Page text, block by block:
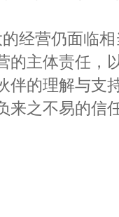
经营仍面临
的主体责任，
伴的理解与支
来之不易的信